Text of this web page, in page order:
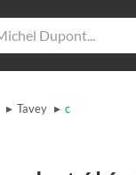
▸ Tavey ▸ c